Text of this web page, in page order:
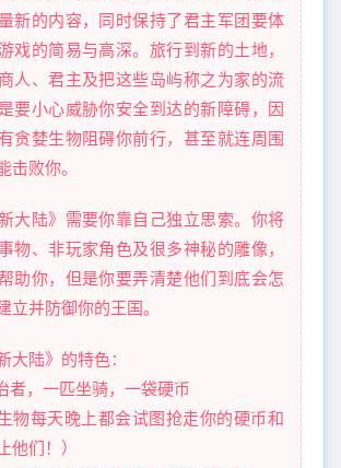
新的内容，同时保持了君主军团要体
戏的简易与高深。旅行到新的土地，
人、君主及把这些岛屿称之为家的流
要小心威胁你安全到达的新障碍，因
贪婪生物阻碍你前行，甚至就连周围
击败你。
新大陆》需要你靠自己独立思索。你将
物、非玩家角色及很多神秘的雕像，
助你，但是你要弄清楚他们到底会怎
立并防御你的王国。
大陆》的特色：
者，一匹坐骑，一袋硬币
物每天晚上都会试图抢走你的硬币和
他们！）